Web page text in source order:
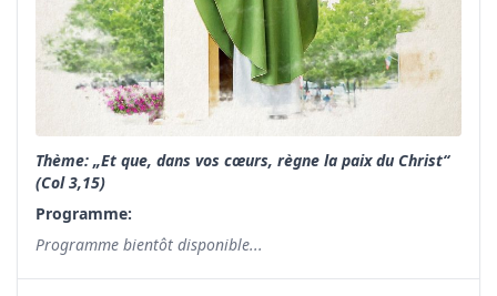
Thème: „Et que, dans vos cœurs, règne la paix du Christ“
(Col 3,15)
Programme:
Programme bientôt disponible...